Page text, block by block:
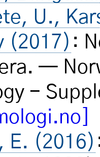
U.,
(2017) :
—
-
E. (2016)